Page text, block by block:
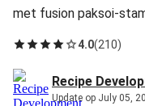
met fusion paksoi-
4.0(210)
Recipe
Update op July 05,